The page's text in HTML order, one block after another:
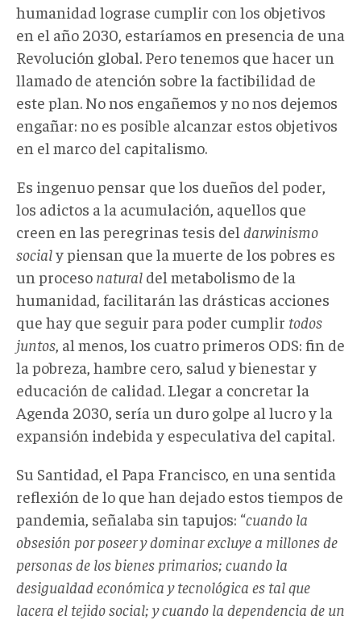
humanidad lograse cumplir con los objetivos
en el año 2030, estaríamos en presencia de una
Revolución global. Pero tenemos que hacer un
llamado de atención sobre la factibilidad de
este plan. No nos engañemos y no nos dejemos
engañar: no es posible alcanzar estos objetivos
en el marco del capitalismo.
Es ingenuo pensar que los dueños del poder,
los adictos a la acumulación, aquellos que
creen en las peregrinas tesis del darwinismo
socialy piensan que la muerte de los pobres es
un proceso natural del metabolismo de la
humanidad, facilitarán las drásticas acciones
que hay que seguir para poder cumplir todos
juntos , al menos, los cuatro primeros ODS: fin de
la pobreza, hambre cero, salud y bienestar y
educación de calidad. Llegar a concretar la
Agenda 2030, sería un duro golpe al lucro y la
expansión indebida y especulativa del capital.
Su Santidad, el Papa Francisco, en una sentida
reflexión de lo que han dejado estos tiempos de
pandemia, señalaba sin tapujos: “cuando la
obsesión por poseer y dominar excluye a millones de
personas de los bienes primarios; cuando la
desigualdad económica y tecnológica es tal que
lacera el tejido social; y cuando la dependencia de un